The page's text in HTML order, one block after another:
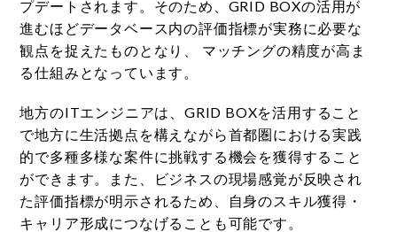
プデートされます。そのため、GRID BOXの活用が
進むほどデータベース内の評価指標が実務に必要な
観点を捉えたものとなり、 マッチングの精度が高ま
る仕組みとなっています。
地方のITエンジニアは、GRID BOXを活用すること
で地方に生活拠点を構えながら首都圏における実践
的で多種多様な案件に挑戦する機会を獲得すること
ができます。また、ビジネスの現場感覚が反映され
た評価指標が明示されるため、自身のスキル獲得・
キャリア形成につなげることも可能です。